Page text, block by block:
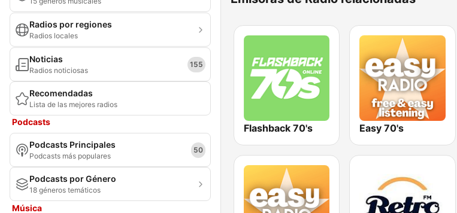
Radios por regiones
Radios locales
Noticias
Radios noticiosas
155
Recomendadas
Lista de las mejores radios
Podcasts
Podcasts Principales
Podcasts más populares
50
Podcasts por Género
18 géneros temáticos
Música
Flashback 70's Easy 70's